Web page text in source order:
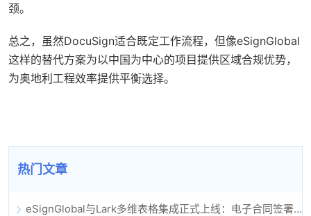
颈。
总之，虽然DocuSign适合既定工作流程，但像eSignGlobal
这样的替代方案为以中国为中心的项目提供区域合规优势，
为奥地利工程效率提供平衡选择。
热门文章
eSignGlobal与Lark多维表格集成正式上线：电子合同签署归档全程自动化